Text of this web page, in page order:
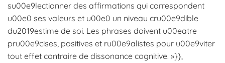
su00e9lectionner des affirmations qui correspondent
u00e0 ses valeurs et u00e0 un niveau cru00e9dible
du2019estime de soi. Les phrases doivent u00eatre
pru00e9cises, positives et ru00e9alistes pour u00e9viter
tout effet contraire de dissonance cognitive. »}},